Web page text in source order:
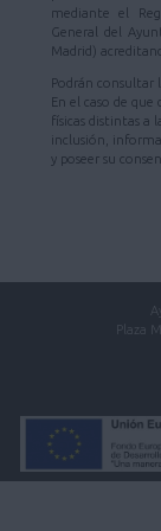
mediante el
General del
Madrid)
Podrán consultar
En el caso de
físicas distintas a
inclusión,
y poseer su
Plaza